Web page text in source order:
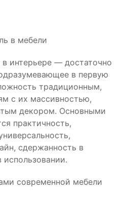
интерьере — достаточно
в первую
традиционным,
с их массивностью,
декором. Основными
практичность,
сдержанность в
современной мебели